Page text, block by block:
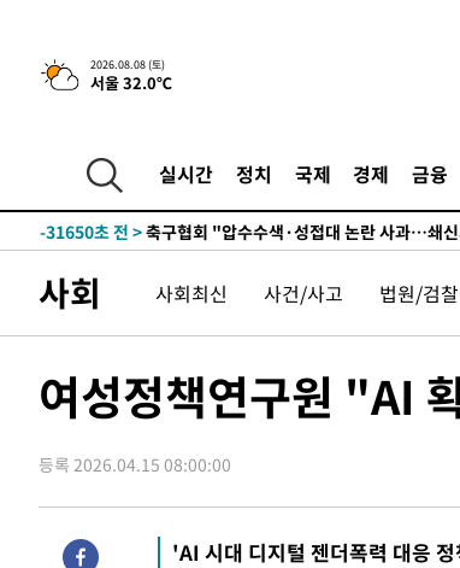
2026.08.08 (토)
서울 32.0℃
실시간 정치 국제 경제 금융
-11934초 전 >
-31650초 전 >축구협회 "압수수색·성접대 논란 사과…쇄
송"
-18788초 전 >
'최고 37도' 폭염 지속…강원동해안 최대 150
-11914초 전 >[속보]뉴욕증시 상승 마감…S&P 0.6% 나
-30187초 전 >[속보]'압수수색·성접대 논란' 축구협회 "실
-11934초 전 >[속보]뉴욕증시 상승 마감…S&P 0.6% 나스
사회 사회최신 사건/사고 법원/검찰
여성정책연구원 "AI
등록 2026.04.15 08:00:00
'AI 시대 디지털 젠더폭력 대응